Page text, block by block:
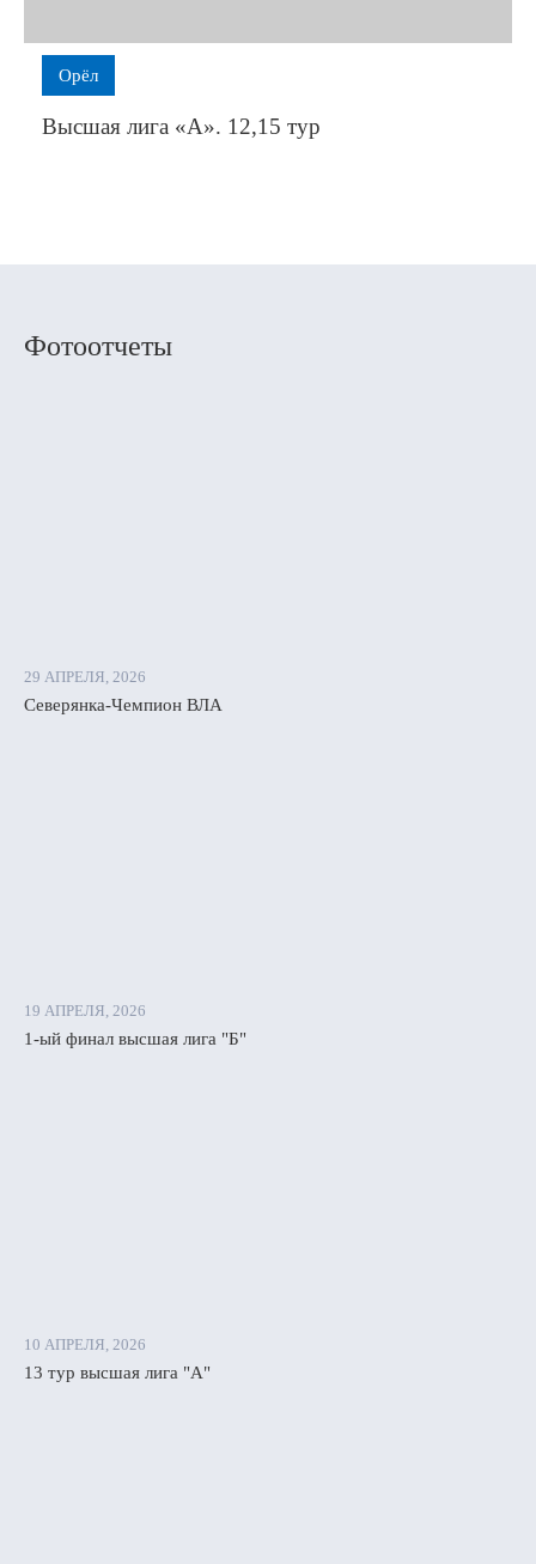
Орёл
Высшая лига «А». 12,15 тур
Фотоотчеты
29 АПРЕЛЯ, 2026
Северянка-Чемпион ВЛА
19 АПРЕЛЯ, 2026
1-ый финал высшая лига "Б"
10 АПРЕЛЯ, 2026
13 тур высшая лига "А"